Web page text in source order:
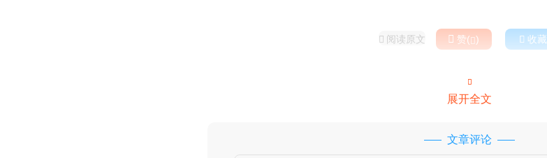
 阅读原文  赞()  收藏

展开全文
文章评论